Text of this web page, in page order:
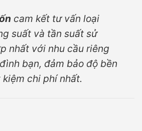
cam kết tư vấn loại
suất và tần suất sử
nhất với nhu cầu riêng
bạn, đảm bảo độ bền
chi phí nhất.